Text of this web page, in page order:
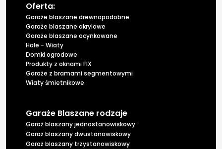
Oferta:
Garaże blaszane drewnopodobne
Garaże blaszane akrylowe
Garaże blaszane ocynkowane
Hale - Wiaty
Domki ogrodowe
Produkty z oknami FIX
Garaże z bramami segmentowymi
Wiaty śmietnikowe
Garaże Blaszane rodzaje
Garaż blaszany jednostanowiskowy
Garaż blaszany dwustanowiskowy
Garaż blaszany trzystanowiskowy